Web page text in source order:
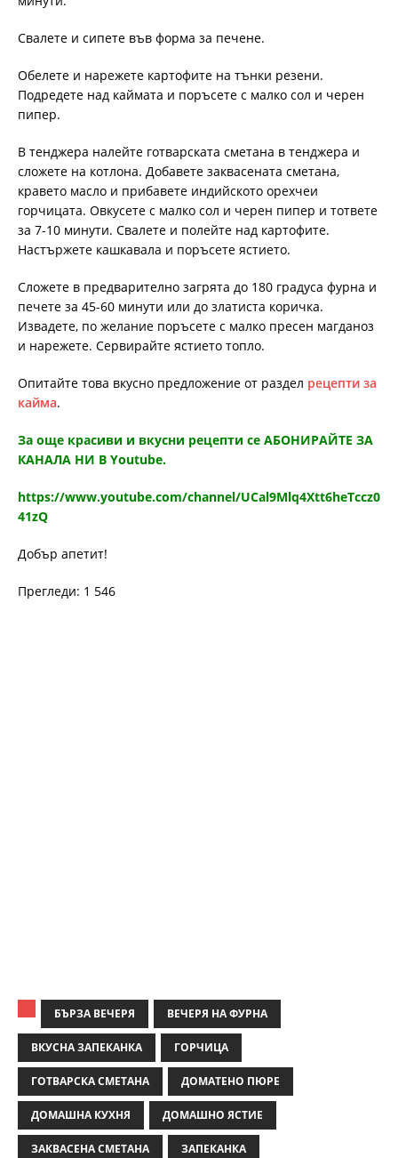
Свалете и сипете във форма за печене.
Обелете и нарежете картофите на тънки резени.
Подредете над каймата и поръсете с малко сол и черен
пипер.
В тенджера налейте готварската сметана в тенджера и
сложете на котлона. Добавете заквасената сметана,
кравето масло и прибавете индийското орехчеи
горчицата. Овкусете с малко сол и черен пипер и тответе
за 7-10 минути. Свалете и полейте над картофите.
Настържете кашкавала и поръсете ястието.
Сложете в предварително загрята до 180 градуса фурна и
печете за 45-60 минути или до златиста коричка.
Извадете, по желание поръсете с малко пресен магданоз
и нарежете. Сервирайте ястието топло.
Опитайте това вкусно предложение от раздел рецепти за
кайма.
За oще красиви и вкусни рецепти се АБОНИРАЙТЕ ЗА
КАНАЛА НИ В Youtube.
https://www.youtube.com/channel/UCal9Mlq4Xtt6heTccz0
41zQ
Добър апетит!
Прегледи: 1 546
БЪРЗА ВЕЧЕРЯ ВЕЧЕРЯ НА ФУРНА
ВКУСНА ЗАПЕКАНКА ГОРЧИЦА
ГОТВАРСКА СМЕТАНА ДОМАТЕНО ПЮРЕ
ДОМАШНА КУХНЯ ДОМАШНО ЯСТИЕ
ЗАКВАСЕНА СМЕТАНА ЗАПЕКАНКА